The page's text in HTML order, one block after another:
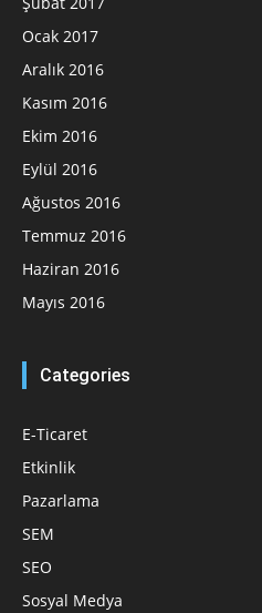
Ocak 2017
Aralık 2016
Kasım 2016
Ekim 2016
Eylül 2016
Ağustos 2016
Temmuz 2016
Haziran 2016
Mayıs 2016
Categories
E-Ticaret
Etkinlik
Pazarlama
SEM
SEO
Sosyal Medya